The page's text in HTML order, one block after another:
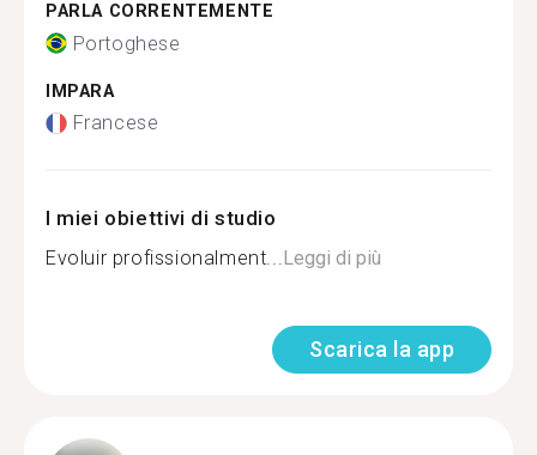
PARLA CORRENTEMENTE
Portoghese
IMPARA
Francese
I miei obiettivi di studio
Evoluir profissionalment...Leggi di più
Scarica la app